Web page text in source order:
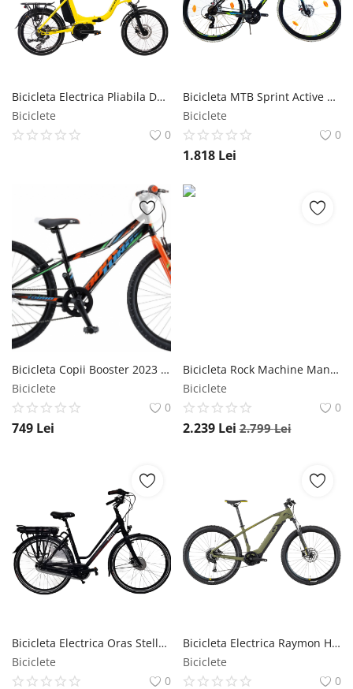
Bicicleta Electrica Pliabila Devron 20126 - 20 Inch, M, Galben Devron
Biciclete
0
Bicicleta MTB Sprint Active 29 Negru Mat 480 mm Sprint
Biciclete
0
1.818 Lei
Bicicleta Copii Booster 2023 Turbo - 24 Inch, Negru-Portocaliu Polar
Biciclete
0
749 Lei
Bicicleta Rock Machine Manhattan 70-29 29 Rosu/Negru/Alb L-19 Rock Machine
Biciclete
0
2.239 Lei 2.799Lei
Bicicleta Electrica Oras Stella Vincenza 28124 - 28 Inch, L, Negru Stella
Biciclete
0
Bicicleta Electrica Raymon HardRay E 4.0 - 29 Inch, XL, Verde Raymon
Biciclete
0